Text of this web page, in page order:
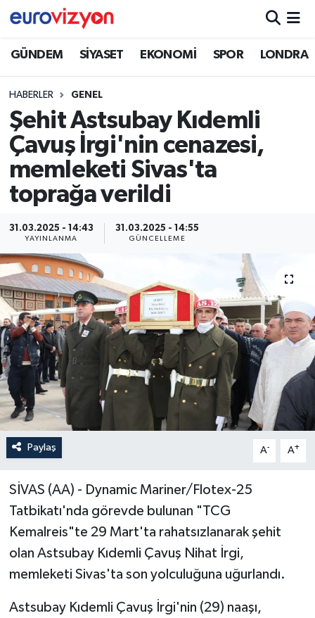
GÜNDEM SİYASET EKONOMİ SPOR LONDRA
HABERLER GENEL
Şehit Astsubay Kıdemli
Çavuş İrgi'nin cenazesi,
memleketi Sivas'ta
toprağa verildi
31.03.2025 - 14:43
YAYINLANMA
31.03.2025 - 14:55
GÜNCELLEME
Paylaş A- A+
SİVAS (AA) - Dynamic Mariner/Flotex-25
Tatbikatı'nda görevde bulunan "TCG
Kemalreis"te 29 Mart'ta rahatsızlanarak şehit
olan Astsubay Kıdemli Çavuş Nihat İrgi,
memleketi Sivas'ta son yolculuğuna uğurlandı.
Astsubay Kıdemli Çavuş İrgi'nin (29) naaşı,